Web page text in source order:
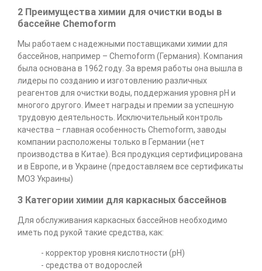
2 Преимущества химии для очистки воды в
бассейне Chemoform
Мы работаем с надежными поставщиками химии для
бассейнов, например – Chemoform (Германия). Компания
была основана в 1962 году. За время работы она вышла в
лидеры по созданию и изготовлению различных
реагентов для очистки воды, поддержания уровня рН и
многого другого. Имеет награды и премии за успешную
трудовую деятельность. Исключительный контроль
качества – главная особенность Chemoform, заводы
компании расположены только в Германии (нет
производства в Китае). Вся продукция сертифицирована
и в Европе, и в Украине (предоставляем все сертификаты
МОЗ Украины)
3 Категории химии для каркасных бассейнов
Для обслуживания каркасных бассейнов необходимо
иметь под рукой такие средства, как:
- корректор уровня кислотности (pH)
- средства от водорослей